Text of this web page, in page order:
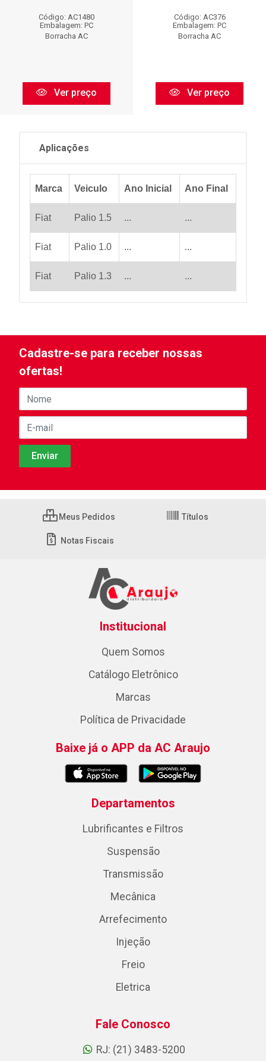
Código: AC1480
Embalagem: PC
Borracha AC
Ver preço
Código: AC376
Embalagem: PC
Borracha AC
Ver preço
Aplicações
Marca Veiculo Ano Inicial Ano Final
Fiat Palio 1.5 ... ...
Fiat Palio 1.0 ... ...
Fiat Palio 1.3 ... ...
Cadastre-se para receber nossas
ofertas!
Meus Pedidos Títulos
Notas Fiscais
Institucional
Quem Somos
Catálogo Eletrônico
Marcas
Política de Privacidade
Baixe já o APP da AC Araujo
Departamentos
Lubrificantes e Filtros
Suspensão
Transmissão
Mecânica
Arrefecimento
Injeção
Freio
Eletrica
Fale Conosco
RJ: (21) 3483-5200